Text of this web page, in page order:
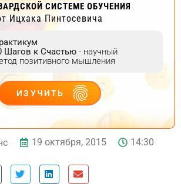
СИСТЕМЕ ОБУЧЕНИЯ
Ицхака Пинтосевича
Шагов к Счастью - научный
позитивного мышления
ИЗУЧИТЬ
19 октября, 2015
14:30